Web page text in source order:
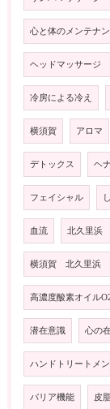
心と体のメンテナン
ヘッドマッサージ
冷房による冷え
横須賀 アロマ
デトックス ヘ
フェイシャル
血流 北久里浜
横須賀 北久里浜
高濃度酸素オイル
潜在意識 心の
ハンドトリートメン
バリア機能 皮